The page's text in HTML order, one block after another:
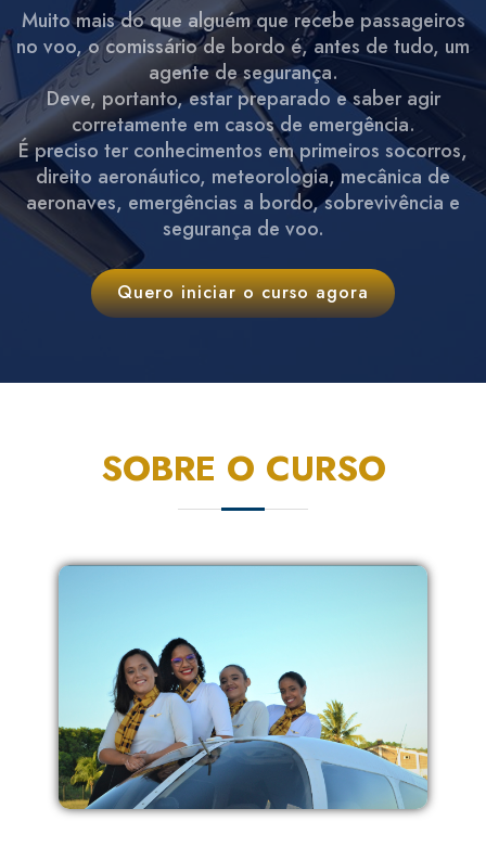
Muito mais do que alguém que recebe passageiros
no voo, o comissário de bordo é, antes de tudo, um
agente de segurança.
Deve, portanto, estar preparado e saber agir
corretamente em casos de emergência.
É preciso ter conhecimentos em primeiros socorros,
direito aeronáutico, meteorologia, mecânica de
aeronaves, emergências a bordo, sobrevivência e
segurança de voo.
Quero iniciar o curso agora
SOBRE O CURSO